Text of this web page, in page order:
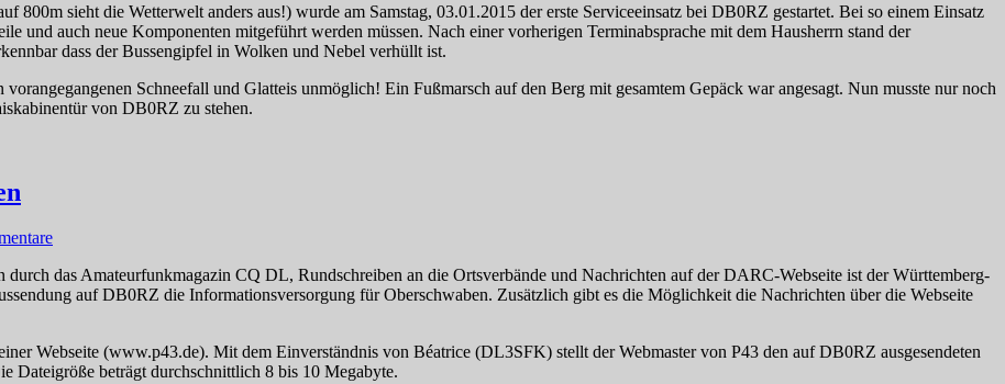
sieht die Wetterwelt anders aus!) wurde am Samstag, 03.01.2015 der erste Serviceeinsatz bei DB0RZ gestartet. Bei so einem Einsatz
und auch neue Komponenten mitgeführt werden müssen. Nach einer vorherigen Terminabsprache mit dem Hausherrn stand der
dass der Bussengipfel in Wolken und Nebel verhüllt ist.
Schneefall und Glatteis unmöglich! Ein Fußmarsch auf den Berg mit gesamtem Gepäck war angesagt. Nun musste nur noch
von DB0RZ zu stehen.
das Amateurfunkmagazin CQ DL, Rundschreiben an die Ortsverbände und Nachrichten auf der DARC-Webseite ist der Württemberg-
auf DB0RZ die Informationsversorgung für Oberschwaben. Zusätzlich gibt es die Möglichkeit die Nachrichten über die Webseite
Webseite (www.p43.de). Mit dem Einverständnis von Béatrice (DL3SFK) stellt der Webmaster von P43 den auf DB0RZ ausgesendeten
Dateigröße beträgt durchschnittlich 8 bis 10 Megabyte.